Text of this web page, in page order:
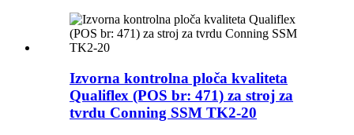
Izvorna kontrolna ploča kvaliteta
Qualiflex (POS br: 471) za stroj za
tvrdu Conning SSM TK2-20